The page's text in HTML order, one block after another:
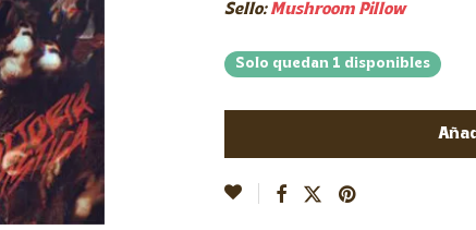
Sello:Mushroom Pillow
Solo quedan 1 disponibles